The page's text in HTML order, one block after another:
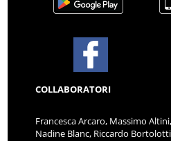
COLLABORATORI
Francesca Arcaro, Massimo
Nadine Blanc, Riccardo